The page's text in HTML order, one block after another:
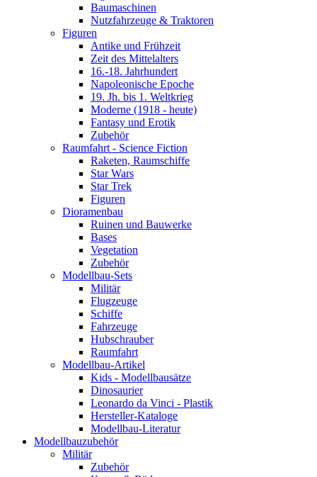
Baumaschinen
Nutzfahrzeuge & Traktoren
Figuren
Antike und Frühzeit
Zeit des Mittelalters
16.-18. Jahrhundert
Napoleonische Epoche
19. Jh. bis 1. Weltkrieg
Moderne (1918 - heute)
Fantasy und Erotik
Zubehör
Raumfahrt - Science Fiction
Raketen, Raumschiffe
Star Wars
Star Trek
Figuren
Dioramenbau
Ruinen und Bauwerke
Bases
Vegetation
Zubehör
Modellbau-Sets
Militär
Flugzeuge
Schiffe
Fahrzeuge
Hubschrauber
Raumfahrt
Modellbau-Artikel
Kids - Modellbausätze
Dinosaurier
Leonardo da Vinci - Plastik
Hersteller-Kataloge
Modellbau-Literatur
Modellbauzubehör
Militär
Zubehör